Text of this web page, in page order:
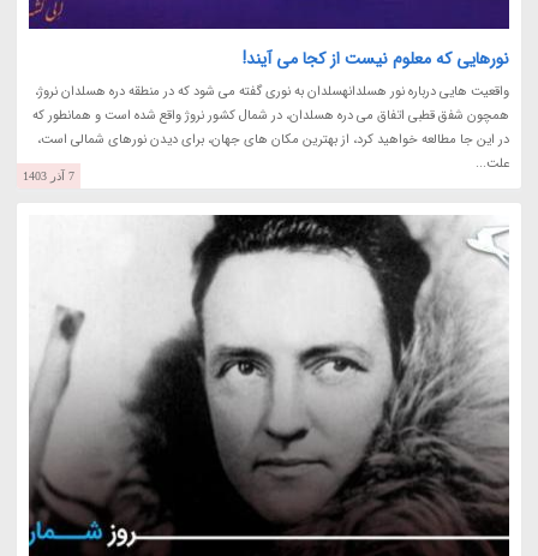
نورهایی که معلوم نیست از کجا می آیند!
واقعیت هایی درباره نور هسلدانهسلدان به نوری گفته می شود که در منطقه دره هسلدان نروژ،
همچون شفق قطبی اتفاق می دره هسلدان، در شمال کشور نروژ واقع شده است و همانطور که
در این جا مطالعه خواهید کرد، از بهترین مکان های جهان، برای دیدن نورهای شمالی است،
علت...
7 آذر 1403